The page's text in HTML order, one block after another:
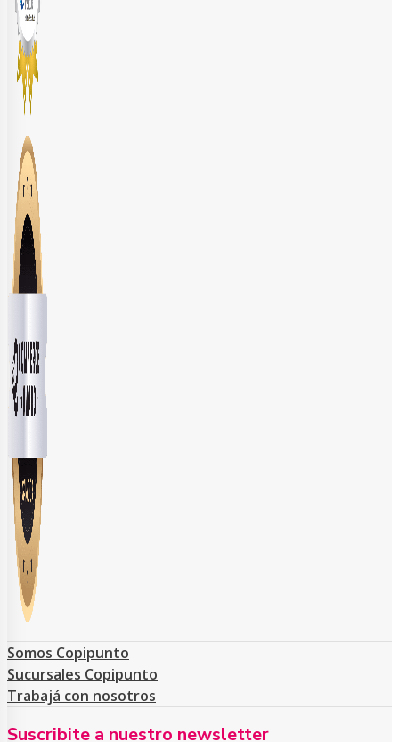
Somos Copipunto
Sucursales Copipunto
Trabajá con nosotros
Suscribite a nuestro newsletter